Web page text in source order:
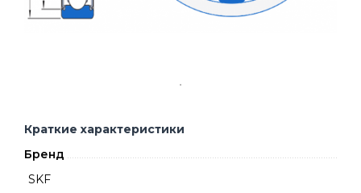
Краткие характеристики
Бренд
SKF